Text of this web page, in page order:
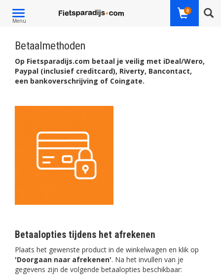
Toggle
navigation
Menu
0
Betaalmethoden
Op Fietsparadijs.com betaal je veilig met iDeal/Wero,
Paypal (inclusief creditcard), Riverty, Bancontact,
een bankoverschrijving of Coingate.
Betaalopties tijdens het afrekenen
Plaats het gewenste product in de winkelwagen en klik op
'Doorgaan naar afrekenen'. Na het invullen van je
gegevens zijn de volgende betaalopties beschikbaar: